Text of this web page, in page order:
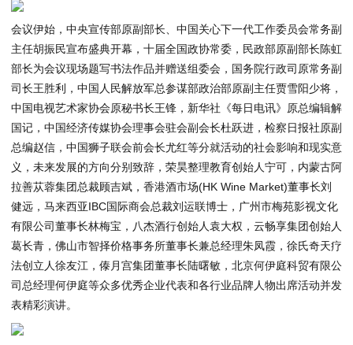
会议伊始，中央宣传部原副部长、中国关心下一代工作委员会常务副
主任胡振民宣布盛典开幕，十届全国政协常委，民政部原副部长陈虹
部长为会议现场题写书法作品并赠送组委会，国务院行政司原常务副
司长王胜利，中国人民解放军总参谋部政治部原副主任贾雪阳少将，
中国电视艺术家协会原秘书长王锋，新华社《每日电讯》原总编辑解
国记，中国经济传媒协会理事会驻会副会长杜跃进，检察日报社原副
总编赵信，中国狮子联会前会长尤红等分就活动的社会影响和现实意
义，未来发展的方向分别致辞，荣昊整理教育创始人宁可，内蒙古阿
拉善苁蓉集团总裁顾吉斌，香港酒市场(HK Wine Market)董事长刘
健远，马来西亚IBC国际商会总裁刘运联博士，广州市梅苑影视文化
有限公司董事长林梅宝，八杰酒行创始人袁大权，云畅享集团创始人
葛长青，佛山市智择价格事务所董事长兼总经理朱凤霞，徐氏奇天疗
法创立人徐友江，傣月宫集团董事长陆曙敏，北京何伊庭科贸有限公
司总经理何伊庭等众多优秀企业代表和各行业品牌人物出席活动并发
表精彩演讲。